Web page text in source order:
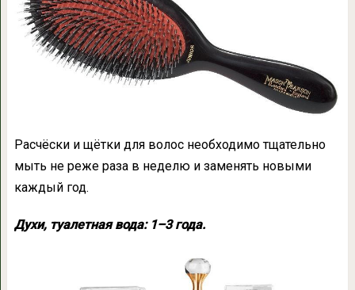
Расчёски и щётки для волос необходимо тщательно
мыть не реже раза в неделю и заменять новыми
каждый год.
Духи, туалетная вода: 1–3 года.